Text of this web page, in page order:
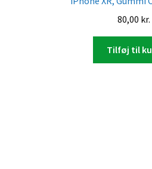
80,00 kr.
Tilføj til